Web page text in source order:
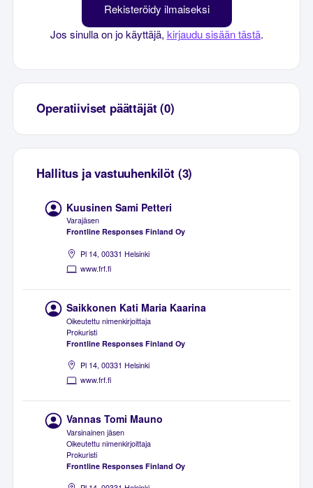
Rekisteröidy ilmaiseksi
Jos sinulla on jo käyttäjä, kirjaudu sisään tästä.
Operatiiviset päättäjät (0)
Hallitus ja vastuuhenkilöt (3)
Kuusinen Sami Petteri
Varajäsen
Frontline Responses Finland Oy
Pl 14, 00331 Helsinki
www.frf.fi
Saikkonen Kati Maria Kaarina
Oikeutettu nimenkirjoittaja
Prokuristi
Frontline Responses Finland Oy
Pl 14, 00331 Helsinki
www.frf.fi
Vannas Tomi Mauno
Varsinainen jäsen
Oikeutettu nimenkirjoittaja
Prokuristi
Frontline Responses Finland Oy